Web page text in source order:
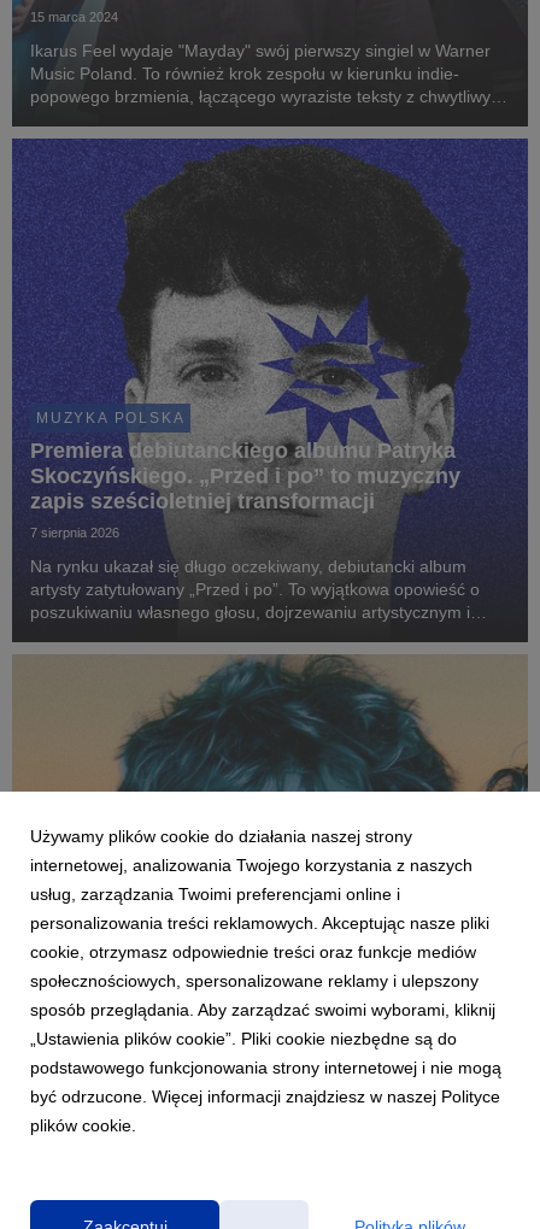
15 marca 2024
Ikarus Feel wydaje "Mayday" swój pierwszy singiel w Warner
Music Poland. To również krok zespołu w kierunku indie-
popowego brzmienia, łączącego wyraziste teksty z chwytliwymi
MUZYKA POLSKA
Premiera debiutanckiego albumu Patryka
Skoczyńskiego. „Przed i po” to muzyczny
zapis sześcioletniej transformacji
7 sierpnia 2026
Na rynku ukazał się długo oczekiwany, debiutancki album
artysty zatytułowany „Przed i po”. To wyjątkowa opowieść o
poszukiwaniu własnego głosu, dojrzewaniu artystycznym i
młodego twórcy.
MUZYKA POLSKA
Zofia Justyńska zapowiada debiutancki album
emocjonalnym duetem. Posłuchaj „bez
ciebie” z udziałem Kuby Folwarcznego
7 sierpnia 2026
Romantyczna ballada łącząca pop-alternatywę z rockowym
brzmieniem to pierwszy singiel artystki wydany pod skrzydłami
Warner Music Poland.
Używamy plików cookie do działania naszej strony
internetowej, analizowania Twojego korzystania z naszych
usług, zarządzania Twoimi preferencjami online i
personalizowania treści reklamowych. Akceptując nasze pliki
cookie, otrzymasz odpowiednie treści oraz funkcje mediów
społecznościowych, spersonalizowane reklamy i ulepszony
sposób przeglądania. Aby zarządzać swoimi wyborami, kliknij
„Ustawienia plików cookie”. Pliki cookie niezbędne są do
podstawowego funkcjonowania strony internetowej i nie mogą
być odrzucone. Więcej informacji znajdziesz w naszej Polityce
plików cookie.